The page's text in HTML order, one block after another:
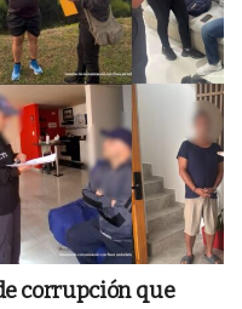
corrupción que